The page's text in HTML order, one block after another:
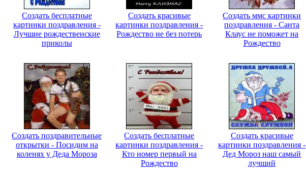
Создать бесплатные
картинки поздравления -
Лучшие рождественские
приколы
Создать красивые
картинки поздравления -
Рождество не без потерь
Создать ммс картинки
поздравления - Санта
Клаус не поможет на
Рождество
Создать поздравительные
открытки - Посидим на
коленях у Деда Мороза
Создать бесплатные
картинки поздравления -
Кто номер первый на
Рождество
Создать красивые
картинки поздравления -
Дед Мороз наш самый
лучший